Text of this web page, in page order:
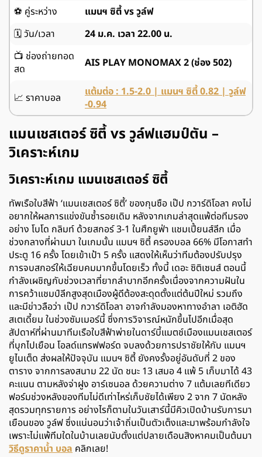
⚽ คู่ระหว่าง
แมนฯ ซิตี้ vs วูล์ฟ
🗓️วัน/เวลา
24 ม.ค. เวลา 22.00 น.
📺 ช่องถ่ายทอด
สด
AIS PLAY MONOMAX 2 (ช่อง 502)
📈 ราคาบอล
แต้มต่อ : 1.5-2.0 | แมนฯ ซิตี้ 0.82 | วูล์ฟ
-0.94
แมนเชสเตอร์ ซิตี้ vs วูล์ฟแฮมป์ตัน –
วิเคราะห์เกม
วิเคราะห์เกม แมนเชสเตอร์ ซิตี้
ทัพเรือใบสีฟ้า ‘แมนเชสเตอร์ ซิตี้’ ของกุนซือ เป๊ป กวาร์ดิโอลา คงไม่
อยากให้ผลการแข่งขันซ้ำรอยเดิม หลังจากเกมล่าสุดแพ้ต่อทีมรอง
อย่าง โบโด กลิมท์ ด้วยสกอร์ 3-1 ในศึกยูฟ่า แชมเปี้ยนส์ลีก เมื่อ
ช่วงกลางที่ผ่านมา ในเกมนั้น แมนฯ ซิตี้ ครองบอล 66% มีโอกาสทำ
ประตู 16 ครั้ง โดยเข้าเป้า 5 ครั้ง แสดงให้เห็นว่าทีมต้องปรับปรุง
การจบสกอร์ให้เฉียบคมมากขึ้นโดยเร็ว ทั้งนี้ เดอะ ซิติเซนส์ ตอนนี้
กำลังเผชิญกับช่วงเวลาที่ยากลำบากอีกครั้งเนื่องจากความฝันใน
การคว้าแชมป์ลีกสูงสุดเมืองผู้ดีต้องสะดุดตั้งแต่ต้นปีใหม่ รวมถึง
และมีข่าวลือว่า เป๊ป กวาร์ดิโอลา อาจกำลังมองหาทางอำลา เอติฮัด
สเตเดี้ยม ในช่วงซัมเมอร์นี้ ซึ่งการวิจารณ์หนักขึ้นไปอีกเมื่อสุด
สัปดาห์ที่ผ่านมาทีมเรือใบสีฟ้าพ่ายในดาร์บี้แมตช์เมืองแมนเชสเตอร์
ที่บุกไปเยือน โอลด์แทรฟฟอร์ด จบลงด้วยการปราชัยให้กับ แมนฯ
ยูไนเต็ด ส่งผลให้ปัจจุบัน แมนฯ ซิตี้ ยังคงรั้งอยู่อันดับที่ 2 ของ
ตาราง จากการลงสนาม 22 นัด ชนะ 13 เสมอ 4 แพ้ 5 เก็บมาได้ 43
คะแนน ตามหลังจ่าฝูง อาร์เซนอล ด้วยความต่าง 7 แต้มเลยทีเดียว
ฟอร์มช่วงหลังของทีมไม่ดีเท่าไหร่เก็บชัยได้เพียง 2 จาก 7 นัดหลัง
สุดรวมทุกรายการ อย่างไรก็ตามในวันเสาร์นี้มีคิวเปิดบ้านรับการมา
เยือนของ วูล์ฟ ซึ่งแน่นอนว่าเจ้าถิ่นเป็นตัวเต็งและมาพร้อมกำลังใจ
เพราะไม่แพ้ทีมใดในบ้านเลยนับตั้งแต่ปลายเดือนสิงหาคมเป็นต้นมา
วิธีดูราคาน้ำ บอล คลิกเลย!